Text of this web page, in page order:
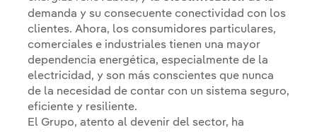
demanda y su consecuente conectividad con los
clientes. Ahora, los consumidores particulares,
comerciales e industriales tienen una mayor
dependencia energética, especialmente de la
electricidad, y son más conscientes que nunca
de la necesidad de contar con un sistema seguro,
eficiente y resiliente.
El Grupo, atento al devenir del sector, ha